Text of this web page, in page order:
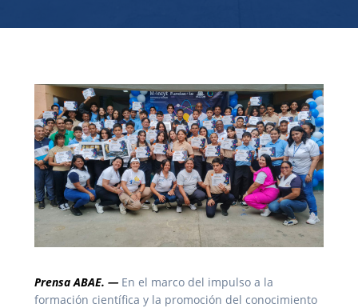
Prensa ABAE. — En el marco del impulso a la
formación científica y la promoción del conocimiento